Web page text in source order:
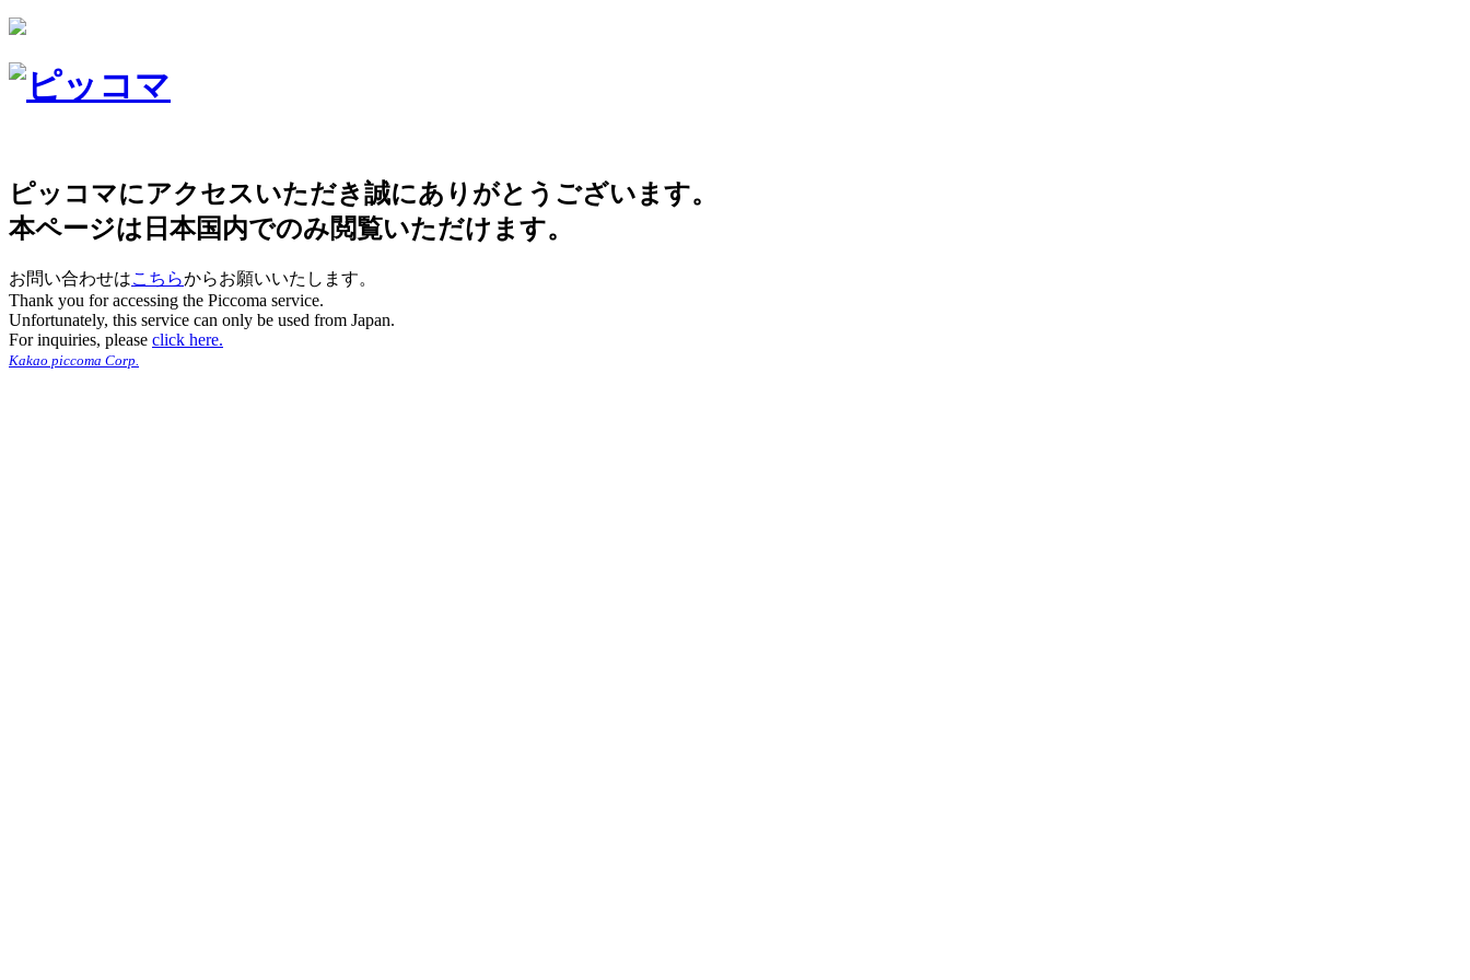
ピッコマにアクセスいただき誠にありがとうございます。
本ページは日本国内でのみ閲覧いただけます。
お問い合わせはこちらからお願いいたします。
Thank you for accessing the Piccoma service.
Unfortunately, this service can only be used from Japan.
For inquiries, please click here.
Kakao piccoma Corp.